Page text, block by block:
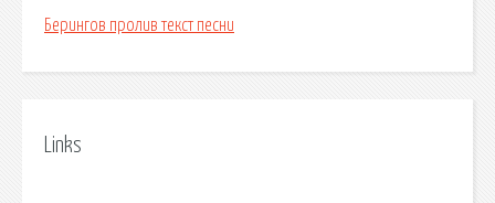
Берингов пролив текст песни
Links